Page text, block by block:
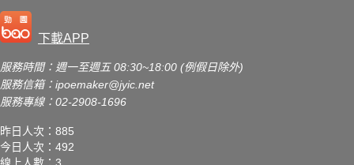
下載APP
服務時間：週一至週五 08:30~18:00 (例假日除外)
服務信箱： ipoemaker@jyic.net
服務專線：02-2908-1696
昨日人次：885
今日人次：492